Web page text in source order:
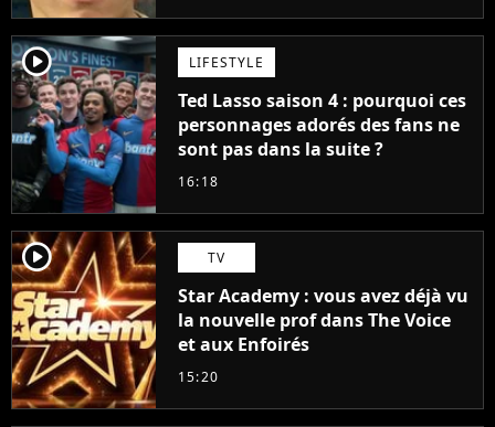
player2 LIFESTYLE
Ted Lasso saison 4 : pourquoi ces
personnages adorés des fans ne
sont pas dans la suite ?
16:18
player2 TV
Star Academy : vous avez déjà vu
la nouvelle prof dans The Voice
et aux Enfoirés
15:20